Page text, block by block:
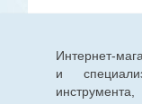
Интернет-
и